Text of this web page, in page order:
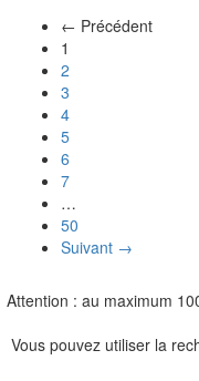
← Précédent
1
2
3
4
5
6
7
…
50
Suivant →
Attention : au maximum
Vous pouvez utiliser la